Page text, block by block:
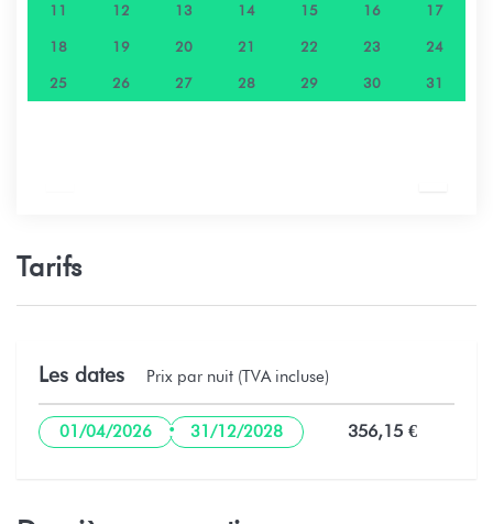
11 12 13 14 15 16 17
18 19 20 21 22 23 24
25 26 27 28 29 30 31
Tarifs
Les dates Prix par nuit (TVA incluse)
01/04/2026 · 31/12/2028 356,15 €